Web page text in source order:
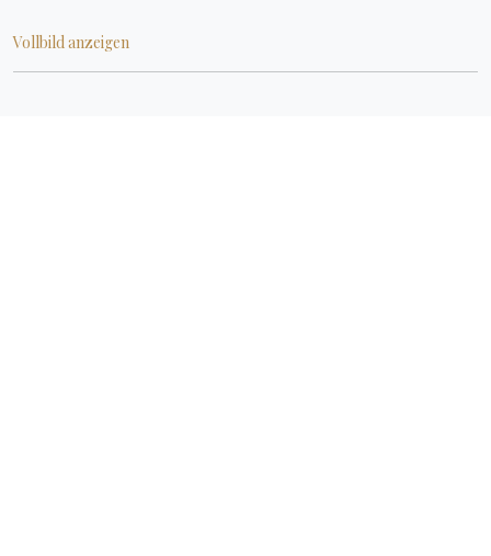
Vollbild anzeigen